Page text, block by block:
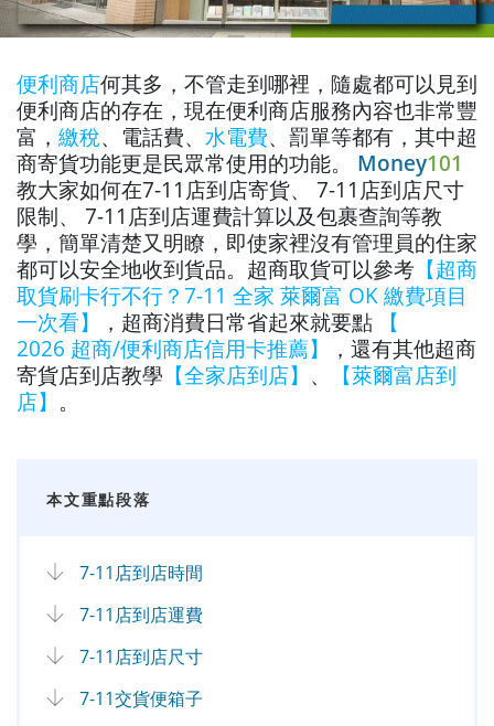
便利商店何其多，不管走到哪裡，隨處都可以見到
便利商店的存在，現在便利商店服務內容也非常豐
富， 繳稅、電話費、 水電費、罰單等都有，其中超
商寄貨功能更是民眾常使用的功能。 Money101
教大家如何在7-11店到店寄貨、 7-11店到店尺寸
限制、 7-11店到店運費計算以及包裹查詢等教
學，簡單清楚又明瞭，即使家裡沒有管理員的住家
都可以安全地收到貨品。超商取貨可以參考 【超商
取貨刷卡行不行？7-11 全家 萊爾富 OK 繳費項目
一次看】
，超商消費日常省起來就要點
【
2026 超商/便利商店信用卡推薦】
，還有其他超商
寄貨店到店教學 【全家店到店】 、
【萊爾富店到
店】 。
本文重點段落
7-11店到店時間
7-11店到店運費
7-11店到店尺寸
7-11交貨便箱子